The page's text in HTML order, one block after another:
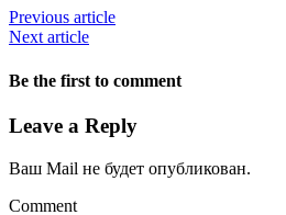
Previous article
Next article
Be the first to comment
Leave a Reply
Ваш Mail не будет опубликован.
Comment